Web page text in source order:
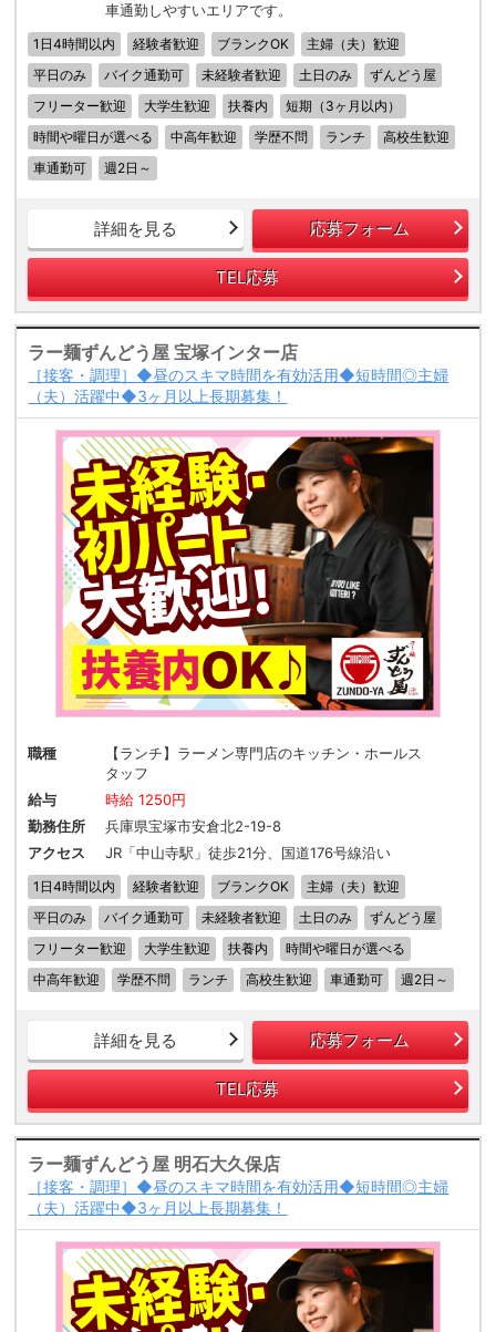
車通勤しやすいエリアです。
1日4時間以内 経験者歓迎 ブランクOK
主婦（夫）歓迎
平日のみ
バイク通勤可 未経験者歓迎 土日のみ
ずんどう屋
フリーター歓迎
大学生歓迎 扶養内
短期（3ヶ月以内）
時間や曜日が選べる
中高年歓迎 学歴不問 ランチ
高校生歓迎
車通勤可
週2日～
詳細を見る 応募フォーム
TEL応募
ラー麺ずんどう屋 宝塚インター店
［接客・調理］◆昼のスキマ時間を有効活用◆短時間◎主婦
（夫）活躍中◆3ヶ月以上長期募集！
職種
【ランチ】ラーメン専門店のキッチン・ホールス
タッフ
給与
時給 1250円
勤務住所
兵庫県宝塚市安倉北2-19-8
アクセス
JR「中山寺駅」徒歩21分、国道176号線沿い
1日4時間以内 経験者歓迎 ブランクOK
主婦（夫）歓迎
平日のみ
バイク通勤可 未経験者歓迎 土日のみ
ずんどう屋
フリーター歓迎
大学生歓迎 扶養内
時間や曜日が選べる
中高年歓迎
学歴不問 ランチ 高校生歓迎 車通勤可 週2日～
詳細を見る 応募フォーム
TEL応募
ラー麺ずんどう屋 明石大久保店
［接客・調理］◆昼のスキマ時間を有効活用◆短時間◎主婦
（夫）活躍中◆3ヶ月以上長期募集！